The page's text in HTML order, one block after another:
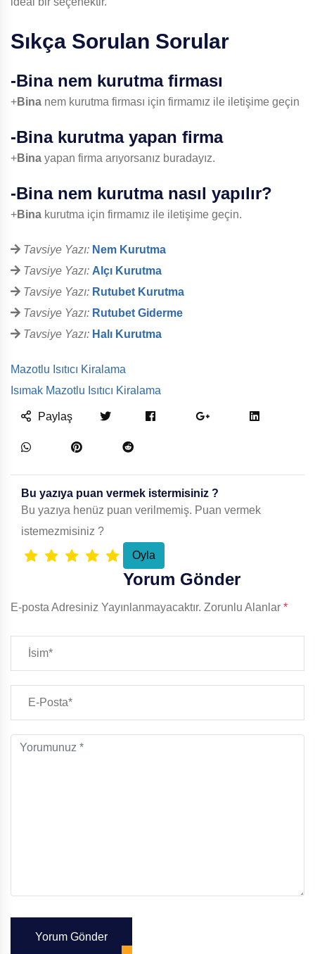
Sıkça Sorulan Sorular
-Binanem kurutma firması
+Bina nem kurutma firması için firmamız ile iletişime geçin
-Binakurutma yapan firma
+Bina yapan firma arıyorsanız buradayız.
-Binanem kurutma nasıl yapılır?
+Bina kurutma için firmamız ile iletişime geçin.
Tavsiye Yazı: Nem Kurutma
Tavsiye Yazı: Alçı Kurutma
Tavsiye Yazı: Rutubet Kurutma
Tavsiye Yazı: Rutubet Giderme
Tavsiye Yazı: Halı Kurutma
Mazotlu Isıtıcı Kiralama
Isımak Mazotlu Isıtıcı Kiralama
Paylaş
Bu yazıya puan vermek istermisiniz ?
Bu yazıya henüz puan verilmemiş. Puan vermek
istemezmisiniz ?
Yorum Gönder
E-posta Adresiniz Yayınlanmayacaktır. Zorunlu Alanlar *
Yorum Gönder